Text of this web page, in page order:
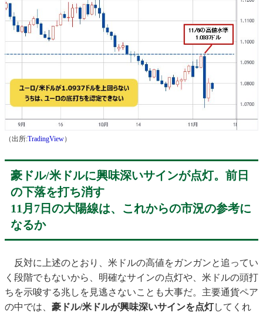
（出所:TradingView）
豪ドル/米ドルに興味深いサインが点灯。前日
の下落を打ち消す
11月7日の大陽線は、これからの市況の参考に
なるか
反対に上述のとおり、米ドルの高値をガンガンと追ってい
く段階でもないから、明確なサインの点灯や、米ドルの頭打
ちを示唆する兆しを見逃さないことも大事だ。主要通貨ペア
の中では、 豪ドル/米ドルが興味深いサインを点灯してくれ